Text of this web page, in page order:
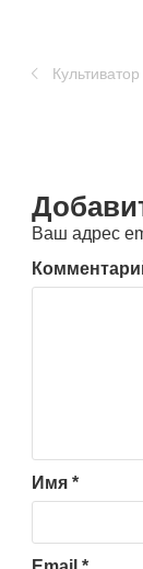
Ваш адрес
Имя *